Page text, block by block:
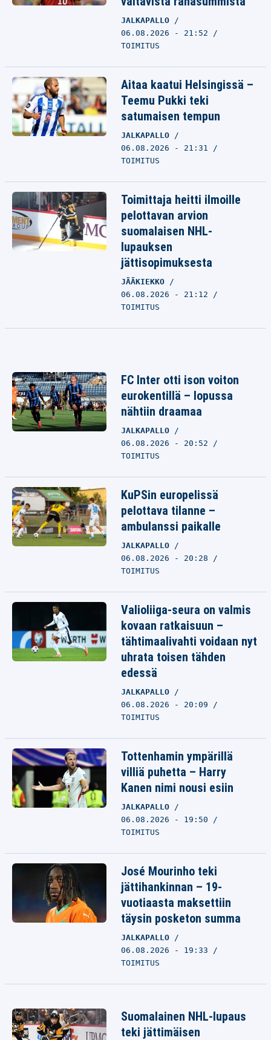
JALKAPALLO
06.08.2026 - 21:52
TOIMITUS
Aitaa kaatui Helsingissä –
Teemu Pukki teki
satumaisen tempun
JALKAPALLO
06.08.2026 - 21:31
TOIMITUS
Toimittaja heitti ilmoille
pelottavan arvion
suomalaisen NHL-
lupauksen
jättisopimuksesta
JÄÄKIEKKO
06.08.2026 - 21:12
TOIMITUS
FC Inter otti ison voiton
eurokentillä – lopussa
nähtiin draamaa
JALKAPALLO
06.08.2026 - 20:52
TOIMITUS
KuPSin europelissä
pelottava tilanne –
ambulanssi paikalle
JALKAPALLO
06.08.2026 - 20:28
TOIMITUS
Valioliiga-seura on valmis
kovaan ratkaisuun –
tähtimaalivahti voidaan nyt
uhrata toisen tähden
edessä
JALKAPALLO
06.08.2026 - 20:09
TOIMITUS
Tottenhamin ympärillä
villiä puhetta – Harry
Kanen nimi nousi esiin
JALKAPALLO
06.08.2026 - 19:50
TOIMITUS
José Mourinho teki
jättihankinnan – 19-
vuotiaasta maksettiin
täysin posketon summa
JALKAPALLO
06.08.2026 - 19:33
TOIMITUS
Suomalainen NHL-lupaus
teki jättimäisen